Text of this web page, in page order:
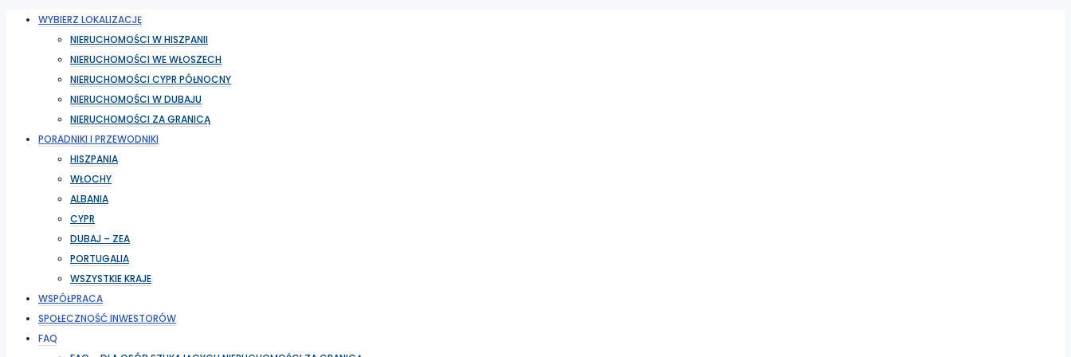
WYBIERZ LOKALIZACJĘ
NIERUCHOMOŚCI W HISZPANII
NIERUCHOMOŚCI WE WŁOSZECH
NIERUCHOMOŚCI CYPR PÓŁNOCNY
NIERUCHOMOŚCI W DUBAJU
NIERUCHOMOŚCI ZA GRANICĄ
PORADNIKI I PRZEWODNIKI
HISZPANIA
WŁOCHY
ALBANIA
CYPR
DUBAJ – ZEA
PORTUGALIA
WSZYSTKIE KRAJE
WSPÓŁPRACA
SPOŁECZNOŚĆ INWESTORÓW
FAQ